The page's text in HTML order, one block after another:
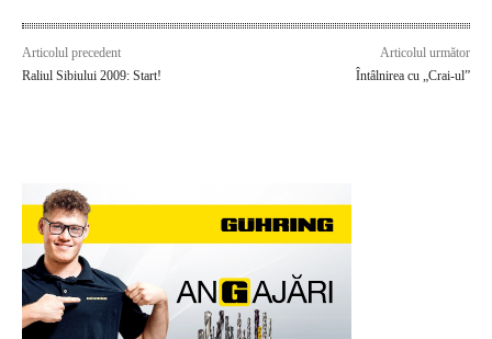
Articolul precedent
Raliul Sibiului 2009: Start!
Articolul următor
Întâlnirea cu „Crai-ul”